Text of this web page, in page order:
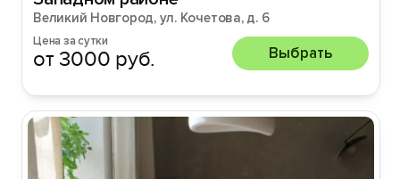
Великий Новгород, ул. Кочетова, д. 6
Цена за сутки
от 3000 руб. Выбрать